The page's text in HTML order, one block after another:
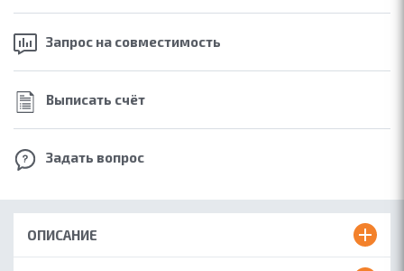
Запрос на совместимость
Выписать счёт
Задать вопрос
ОПИСАНИЕ